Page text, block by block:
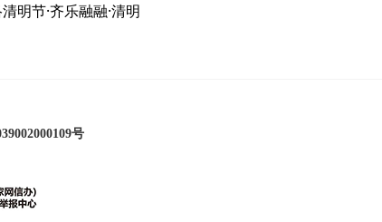
明节·齐乐融融·清明
号